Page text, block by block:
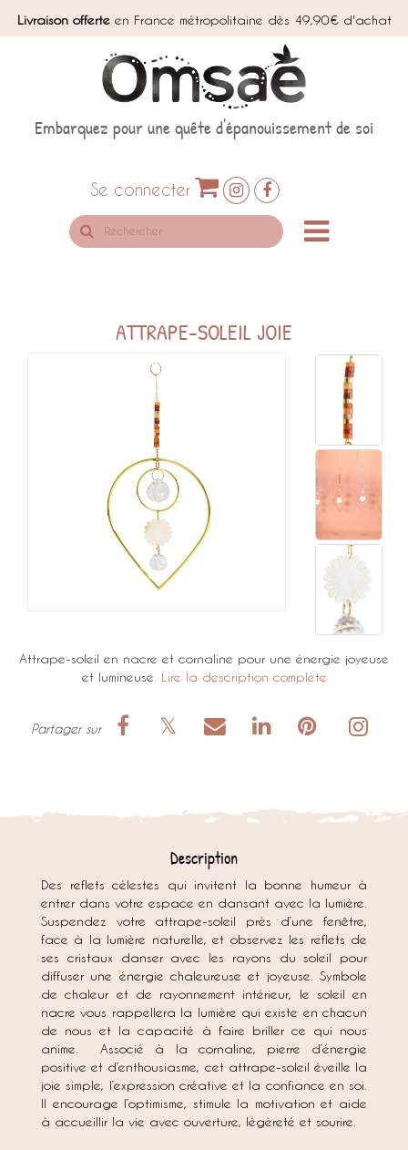
Livraison offerteen France métropolitaine dès 49,90€ d'achat
Embarquez pour une quête d'épanouissement de soi
Se connecter
ATTRAPE-SOLEIL JOIE
Attrape-soleil en nacre et cornaline pour une énergie joyeuse
et lumineuse. Lire la description complète
Description
Des reflets célestes qui invitent la bonne humeur à
entrer dans votre espace en dansant avec la lumière.
Suspendez votre attrape-soleil près d’une fenêtre,
face à la lumière naturelle, et observez les reflets de
ses cristaux danser avec les rayons du soleil pour
diffuser une énergie chaleureuse et joyeuse. Symbole
de chaleur et de rayonnement intérieur, le soleil en
nacre vous rappellera la lumière qui existe en chacun
de nous et la capacité à faire briller ce qui nous
anime. Associé à la cornaline, pierre d’énergie
positive et d’enthousiasme, cet attrape-soleil éveille la
joie simple, l’expression créative et la confiance en soi.
Il encourage l’optimisme, stimule la motivation et aide
à accueillir la vie avec ouverture, légèreté et sourire.